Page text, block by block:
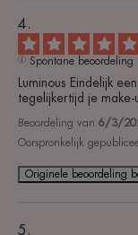
Spontane beoordeling
Luminous Eindelijk
tegelijkertijd je
Beoordeling van 6/3/
Oorspronkelijk
Originele beoordeling